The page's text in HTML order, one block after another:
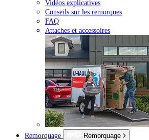
Vidéos explicatives
Conseils sur les remorques
FAQ
Attaches et accessoires
Remorquage
Remorquage